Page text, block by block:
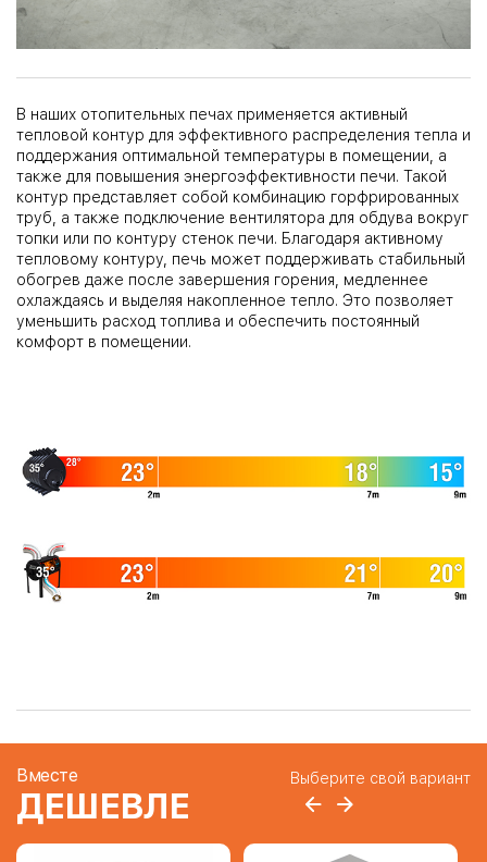
В наших отопительных печах применяется активный
тепловой контур для эффективного распределения тепла и
поддержания оптимальной температуры в помещении, а
также для повышения энергоэффективности печи. Такой
контур представляет собой комбинацию горфрированных
труб, а также подключение вентилятора для обдува вокруг
топки или по контуру стенок печи. Благодаря активному
тепловому контуру, печь может поддерживать стабильный
обогрев даже после завершения горения, медленнее
охлаждаясь и выделяя накопленное тепло. Это позволяет
уменьшить расход топлива и обеспечить постоянный
комфорт в помещении.
Вместе
ДЕШЕВЛЕ
Выберите свой вариант